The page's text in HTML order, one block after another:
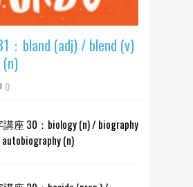
bland (adj) / blend (v)
0
座 30：biology (n) / biography
(n)